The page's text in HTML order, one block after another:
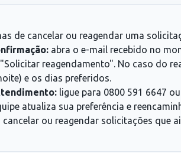
de cancelar ou reagendar uma
abra o e-mail recebido no
reagendamento". No caso do
e os dias preferidos.
ligue para 0800 591 6647
atualiza sua preferência e
ou reagendar solicitações que